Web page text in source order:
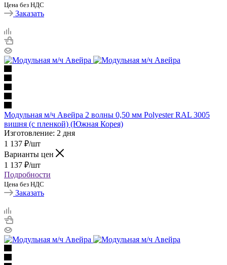
Цена без НДС
Заказать
Модульная м/ч Авейра 2 волны 0,50 мм Polyester RAL 3005
вишня (с пленкой) (Южная Корея)
Изготовление: 2 дня
1 137 ₽/шт
Варианты цен
1 137 ₽/шт
Подробности
Цена без НДС
Заказать